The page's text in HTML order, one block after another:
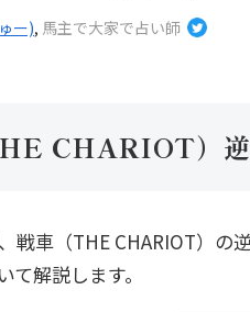
ー), 馬主で大家で占い師
CHARIOT）逆
戦車（THE CHARIOT）の
て解説します。